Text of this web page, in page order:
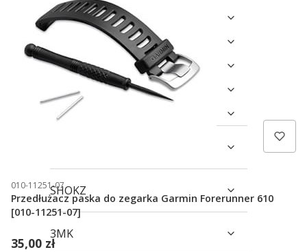
Jeździectwo
Garmin dla psów
Golf
Marine
Morskie Systemy Audio Fusion
SHOKZ
3MK
010-11251-07
Przedłużacz paska do zegarka Garmin Forerunner 610
[010-11251-07]
35,00 zł